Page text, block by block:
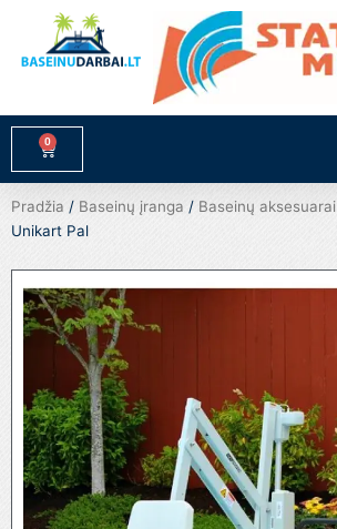
turinio
0
Cart
Pradžia / Baseinų įranga / Baseinų aksesuarai
Unikart Pal